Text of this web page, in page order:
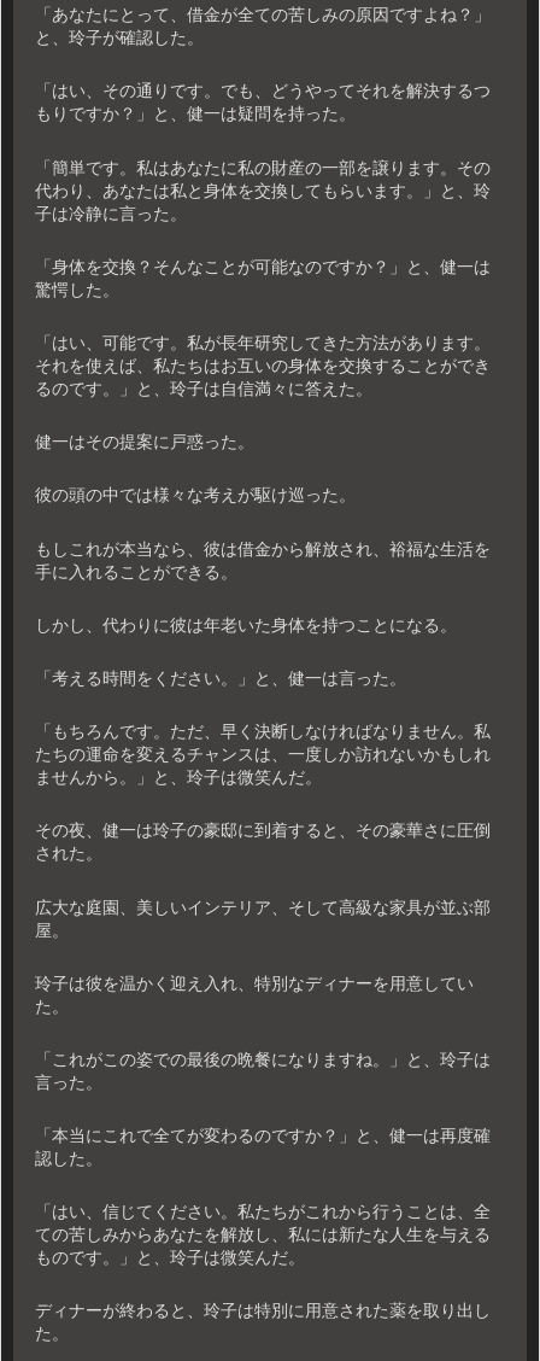
「あなたにとって、借金が全ての苦しみの原因ですよね？」
と、玲子が確認した。
「はい、その通りです。でも、どうやってそれを解決するつ
もりですか？」と、健一は疑問を持った。
「簡単です。私はあなたに私の財産の一部を譲ります。その
代わり、あなたは私と身体を交換してもらいます。」と、玲
子は冷静に言った。
「身体を交換？そんなことが可能なのですか？」と、健一は
驚愕した。
「はい、可能です。私が長年研究してきた方法があります。
それを使えば、私たちはお互いの身体を交換することができ
るのです。」と、玲子は自信満々に答えた。
健一はその提案に戸惑った。
彼の頭の中では様々な考えが駆け巡った。
もしこれが本当なら、彼は借金から解放され、裕福な生活を
手に入れることができる。
しかし、代わりに彼は年老いた身体を持つことになる。
「考える時間をください。」と、健一は言った。
「もちろんです。ただ、早く決断しなければなりません。私
たちの運命を変えるチャンスは、一度しか訪れないかもしれ
ませんから。」と、玲子は微笑んだ。
その夜、健一は玲子の豪邸に到着すると、その豪華さに圧倒
された。
広大な庭園、美しいインテリア、そして高級な家具が並ぶ部
屋。
玲子は彼を温かく迎え入れ、特別なディナーを用意してい
た。
「これがこの姿での最後の晩餐になりますね。」と、玲子は
言った。
「本当にこれで全てが変わるのですか？」と、健一は再度確
認した。
「はい、信じてください。私たちがこれから行うことは、全
ての苦しみからあなたを解放し、私には新たな人生を与える
ものです。」と、玲子は微笑んだ。
ディナーが終わると、玲子は特別に用意された薬を取り出し
た。